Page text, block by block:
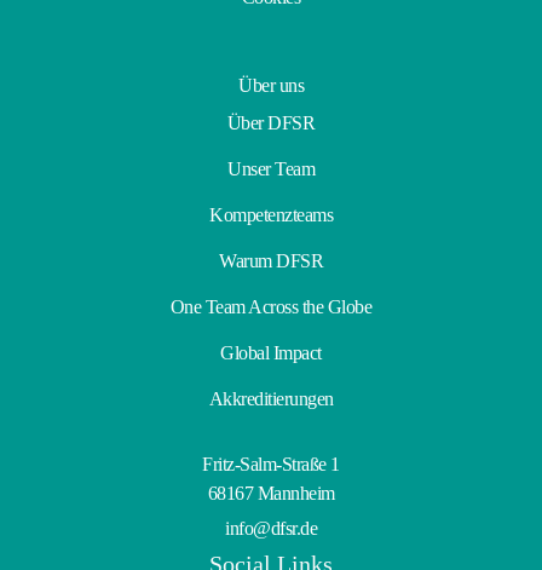
Über uns
Über DFSR
Unser Team
Kompetenzteams
Warum DFSR
One Team Across the Globe
Global Impact
Akkreditierungen
Fritz-Salm-Straße 1
68167 Mannheim
info@dfsr.de
Social Links